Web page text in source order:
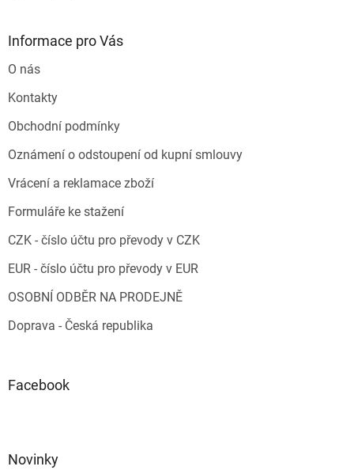
Informace pro Vás
O nás
Kontakty
Obchodní podmínky
Oznámení o odstoupení od kupní smlouvy
Vrácení a reklamace zboží
Formuláře ke stažení
CZK - číslo účtu pro převody v CZK
EUR - číslo účtu pro převody v EUR
OSOBNÍ ODBĚR NA PRODEJNĚ
Doprava - Česká republika
Facebook
Novinky